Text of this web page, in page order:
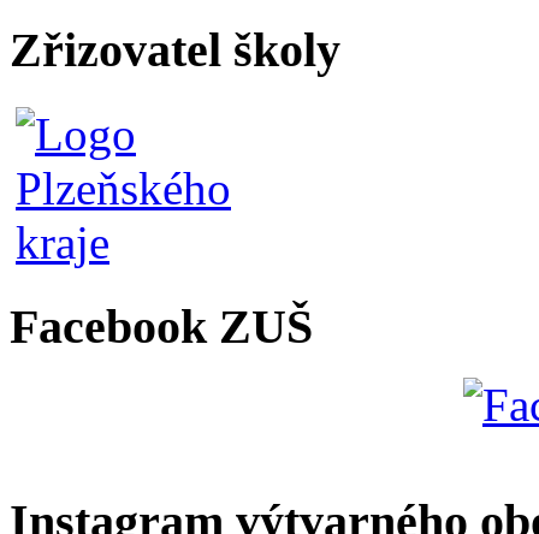
Zřizovatel školy
Facebook ZUŠ
Instagram výtvarného